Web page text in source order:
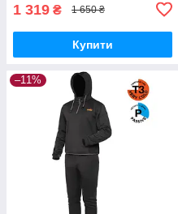
1 319 ₴ 1 650 ₴
Купити
–11%